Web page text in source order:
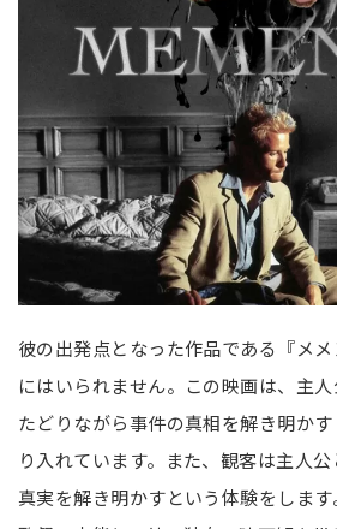
彼の出発点となった作品である『メ
にはいられません。この映画は、主
たどりながら事件の真相を解き明か
り入れています。また、観客は主人公
真実を解き明かすという体験をしま